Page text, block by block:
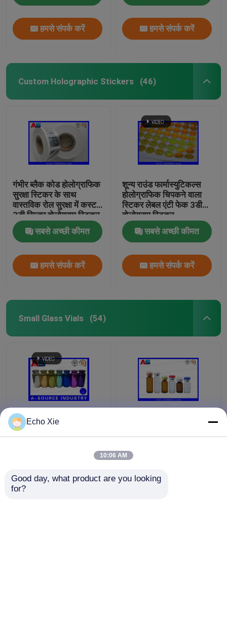
हमसे संपर्क करें हमसे संपर्क करें
Custom Holographic Stickers (46)
गंभीर ब्लैक कोड होलोग्राफिक
सुरक्षा स्टिकर के साथ
वास्तविक रोल सुरक्षा में कस्टम
3डी सिल्वर होलोग्राम स्टिकर
सबसे अच्छी कीमत
हमसे संपर्क करें
शून्य राउंड फार्मास्युटिकल्स
होलोग्राफिक चिपकने वाला
स्टिकर लेबल एंटी फेक 3डी
होलोग्राम स्टिकर
सबसे अच्छी कीमत
हमसे संपर्क करें
Small Glass Vials (54)
मि.ली./5 मि.ली./10 मि.ली.
Echo Xie
10:06 AM
Good day, what product are you looking
for?